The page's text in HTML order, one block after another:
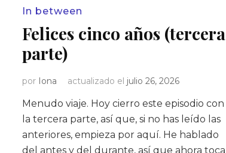
In between
Felices cinco años (tercera
parte)
por Iona actualizado el julio 26, 2026
Menudo viaje. Hoy cierro este episodio con
la tercera parte, así que, si no has leído las
anteriores, empieza por aquí. He hablado
del antes y del durante, así que ahora toca